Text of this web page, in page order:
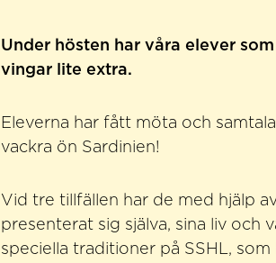
Under hösten har våra elever
vingar lite extra.
Eleverna har fått möta och
vackra ön Sardinien!
Vid tre tillfällen har de med hjälp
presenterat sig själva, sina liv och
speciella traditioner på SSHL,